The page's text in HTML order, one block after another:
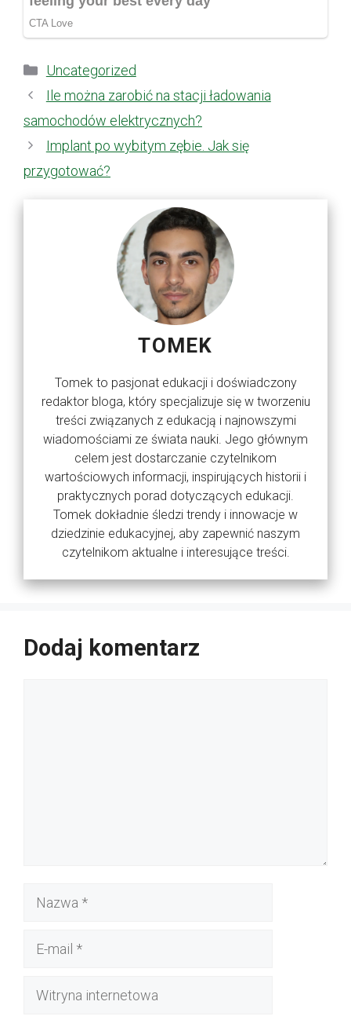
Kategorie
Uncategorized
Ile można zarobić na stacji ładowania
samochodów elektrycznych?
Implant po wybitym zębie. Jak się
przygotować?
TOMEK
Tomek to pasjonat edukacji i doświadczony
redaktor bloga, który specjalizuje się w tworzeniu
treści związanych z edukacją i najnowszymi
wiadomościami ze świata nauki. Jego głównym
celem jest dostarczanie czytelnikom
wartościowych informacji, inspirujących historii i
praktycznych porad dotyczących edukacji.
Tomek dokładnie śledzi trendy i innowacje w
dziedzinie edukacyjnej, aby zapewnić naszym
czytelnikom aktualne i interesujące treści.
Dodaj komentarz
Nazwa
Witryna